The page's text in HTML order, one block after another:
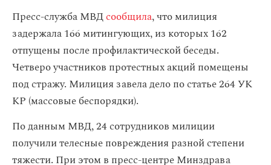
Пресс-служба МВДсообщила, что милиция
задержала 166 митингующих, из которых 162
отпущены после профилактической беседы.
Четверо участников протестных акций помещены
под стражу. Милиция завела дело по статье 264 УК
КР (массовые беспорядки).
По данным МВД, 24 сотрудников милиции
получили телесные повреждения разной степени
тяжести. При этом в пресс-центре Минздрава